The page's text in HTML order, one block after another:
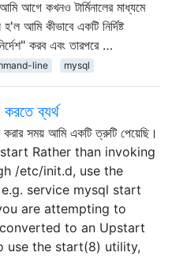
কখনও টার্মিনালের মাধ্যমে
আমি কীভাবে একটি নির্দিষ্ট
করব এবং তারপরে …
line mysql
ব্যর্থ
সময় আমি একটি ত্রুটি পেয়েছি।
Rather than invoking
/etc/init.d, use the
service mysql start
are attempting to
to an Upstart
use the start(8) utility,